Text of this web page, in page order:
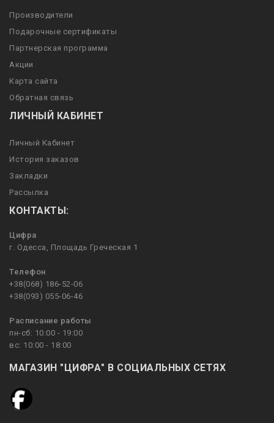
Производители
Подарочные сертификаты
Партнерская программа
Акции
Карта сайта
Обратная связь
ЛИЧНЫЙ КАБИНЕТ
Личный Кабинет
История заказов
Закладки
Рассылка
КОНТАКТЫ:
Цифра
г. Одесса, Площадь Греческая 1
Телефон
+38(068) 186-52-06
+38(093) 055-06-46
Расписание работы
пн-сб: 10:00 - 19:00
вс: 10:00 - 18:00
МАГАЗИН "ЦИФРА" В СОЦИАЛЬНЫХ СЕТЯХ